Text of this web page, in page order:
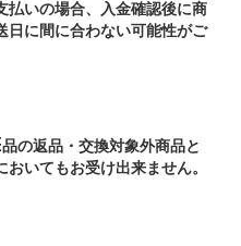
払いの場合、入金確認後に商
日に間に合わない可能性がご
の返品・交換対象外商品と
いてもお受け出来ません。